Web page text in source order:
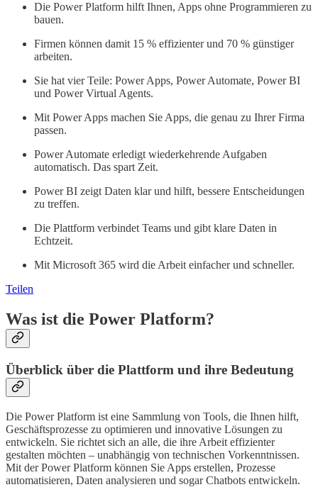
Die Power Platform hilft Ihnen, Apps ohne Programmieren zu
bauen.
Firmen können damit 15 % effizienter und 70 % günstiger
arbeiten.
Sie hat vier Teile: Power Apps, Power Automate, Power BI
und Power Virtual Agents.
Mit Power Apps machen Sie Apps, die genau zu Ihrer Firma
passen.
Power Automate erledigt wiederkehrende Aufgaben
automatisch. Das spart Zeit.
Power BI zeigt Daten klar und hilft, bessere Entscheidungen
zu treffen.
Die Plattform verbindet Teams und gibt klare Daten in
Echtzeit.
Mit Microsoft 365 wird die Arbeit einfacher und schneller.
Teilen
Was ist die Power Platform?
Überblick über die Plattform und ihre Bedeutung
Die Power Platform ist eine Sammlung von Tools, die Ihnen hilft,
Geschäftsprozesse zu optimieren und innovative Lösungen zu
entwickeln. Sie richtet sich an alle, die ihre Arbeit effizienter
gestalten möchten – unabhängig von technischen Vorkenntnissen.
Mit der Power Platform können Sie Apps erstellen, Prozesse
automatisieren, Daten analysieren und sogar Chatbots entwickeln.